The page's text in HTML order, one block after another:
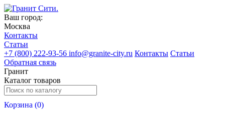
Ваш город:
Москва
Контакты
Статьи
+7 (800) 222-93-56 info@granite-city.ru Контакты Статьи
Обратная связь
Гранит
Каталог товаров
Корзина (0)